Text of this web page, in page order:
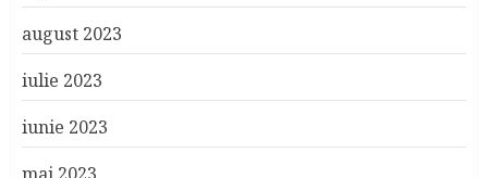
august 2023
iulie 2023
iunie 2023